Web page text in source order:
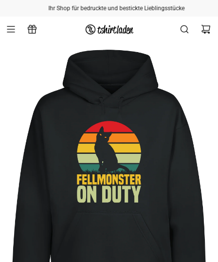
ZUM INHALT SPRINGENIhr Shop für bedruckte und bestickte Lieblingsstücke